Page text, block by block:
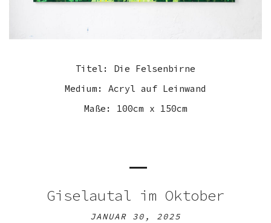
Titel: Die Felsenbirne
Medium: Acryl auf Leinwand
Maße: 100cm x 150cm
Giselautal im Oktober
JANUAR 30, 2025